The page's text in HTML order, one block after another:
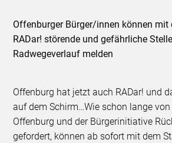
Offenburger Bürger/innen können mit
RADar! störende und gefährliche
Radwegeverlauf melden
Offenburg hat jetzt auch RADar! und
auf dem Schirm…​Wie schon lange von
Offenburg und der Bürgerinitiative
gefordert, können ab sofort mit dem